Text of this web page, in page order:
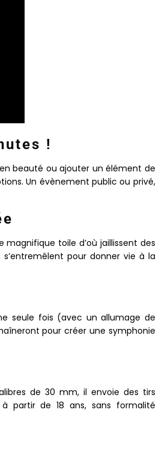
!
beauté ou ajouter un élément de
Un évènement public ou privé,
toile d’où jaillissent des
pour donner vie à la
seule fois (avec un allumage de
pour créer une symphonie
de 30 mm, il envoie des tirs
partir de 18 ans, sans formalité